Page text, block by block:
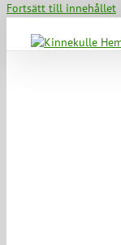
Fortsätt till innehållet